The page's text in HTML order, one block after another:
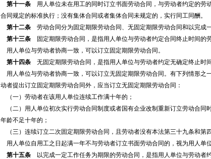
第十一条 用人单位未在用工的同时订立书面劳动合同，与劳动者约定的劳
合同规定的标准执行；没有集体合同或者集体合同未规定的，实行同工同酬。
第十二条 劳动合同分为固定期限劳动合同、无固定期限劳动合同和以完成
第十三条 固定期限劳动合同，是指用人单位与劳动者约定合同终止时间的劳
用人单位与劳动者协商一致，可以订立固定期限劳动合同。
第十四条 无固定期限劳动合同，是指用人单位与劳动者约定无确定终止时间
用人单位与劳动者协商一致，可以订立无固定期限劳动合同。有下列情形之
动者提出订立固定期限劳动合同外，应当订立无固定期限劳动合同：
（一）劳动者在该用人单位连续工作满十年的；
（二）用人单位初次实行劳动合同制度或者国有企业改制重新订立劳动合同
年龄不足十年的；
（三）连续订立二次固定期限劳动合同，且劳动者没有本法第三十九条和第
用人单位自用工之日起满一年不与劳动者订立书面劳动合同的，视为用人单
第十五条 以完成一定工作任务为期限的劳动合同，是指用人单位与劳动者